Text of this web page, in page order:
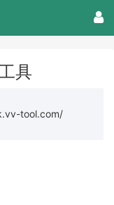
具
tool.com/